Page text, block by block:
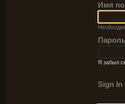
Имя
Я забыл
Sign In